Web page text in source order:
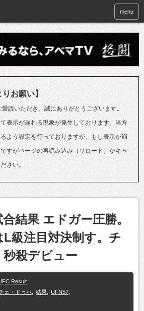
menu
お願い】
読いただき、誠にありがとうございます。
表示が崩れる現象が発生しております。当方
よう設定を行っておりますが、もし表示が崩
すがページの再読み込み（リロード）かキャ
さい。
合結果 エドガー圧勝。
級注目対決制す。チ
殺デビュー
Result
ェ・ドゥホ 結果 UFN57